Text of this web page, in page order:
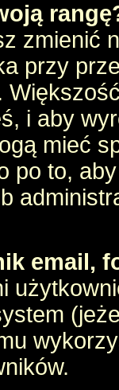
zmienić
przy
i aby
mieć
po to,
email,